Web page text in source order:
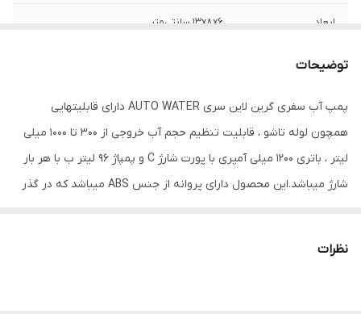
ابعاد 13x8x6 سانتی‌متر
وزن
پلاستیک ABS
رنگ سفید
توضیحات
پمپ آب سفری گرین لاین سری AUTO WATER دارای قابلیتهایی
همچون لوله تاشو ، قابلیت تنظیم حجم آب خروجی از ۳۰۰ تا ۱۰۰۰ میلی
لیتر ، باتری ۱۲۰۰ میلی آمپری با پورت شارژ C و پمپاژ 96 لیتر ب با هر بار
شارژ میباشد.این محصول دارای پروانه از جنس ABS میباشد که در گذر
نظرات